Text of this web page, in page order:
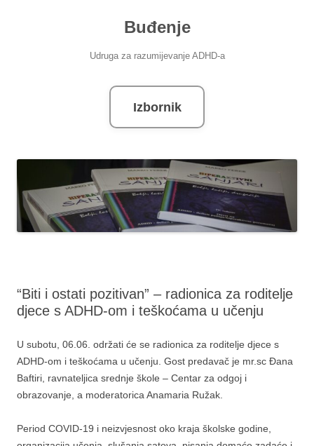
Buđenje
Udruga za razumijevanje ADHD-a
Izbornik
“Biti i ostati pozitivan” – radionica za roditelje
djece s ADHD-om i teškoćama u učenju
U subotu, 06.06. održati će se radionica za roditelje djece s
ADHD-om i teškoćama u učenju. Gost predavač je mr.sc Đana
Baftiri, ravnateljica srednje škole – Centar za odgoj i
obrazovanje, a moderatorica Anamaria Ružak.
Period COVID-19 i neizvjesnost oko kraja školske godine,